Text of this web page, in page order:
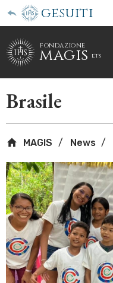
gesuiti
fondazione
magis ets
Brasile
MAGIS News